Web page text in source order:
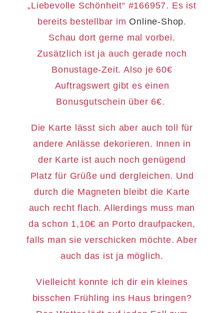
„Liebevolle Schönheit“ #166957. Es ist
bereits bestellbar im Online-Shop.
Schau dort gerne mal vorbei.
Zusätzlich ist ja auch gerade noch
Bonustage-Zeit. Also je 60€
Auftragswert gibt es einen
Bonusgutschein über 6€.
Die Karte lässt sich aber auch toll für
andere Anlässe dekorieren. Innen in
der Karte ist auch noch genügend
Platz für Grüße und dergleichen. Und
durch die Magneten bleibt die Karte
auch recht flach. Allerdings muss man
da schon 1,10€ an Porto draufpacken,
falls man sie verschicken möchte. Aber
auch das ist ja möglich.
Vielleicht konnte ich dir ein kleines
bisschen Frühling ins Haus bringen?